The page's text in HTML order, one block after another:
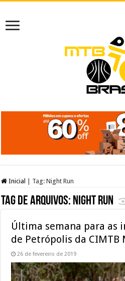
Inicial Tag:Night Run
Tag de arquivos: Night Run
Última semana para as
de Petrópolis da CIMTB
26 de fevereiro de 2019